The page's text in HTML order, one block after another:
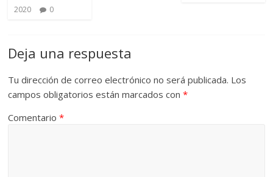
2020
0
Deja una respuesta
Tu dirección de correo electrónico no será publicada. Los
campos obligatorios están marcados con*
Comentario*